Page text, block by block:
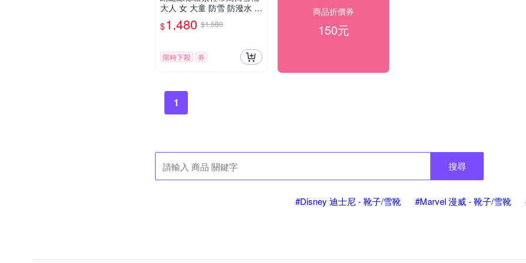
大人 女 大童 防雪 防潑水 靴
子 滑雪 雪鞋 寒流 保暖 日本
韓國 橘魔法 現貨【BB917
$1,480 $1,580
限時下殺 券
商品折價券
150元
1
搜尋
#Disney 迪士尼 - 靴子/雪靴 #Marvel 漫威 - 靴子/雪靴